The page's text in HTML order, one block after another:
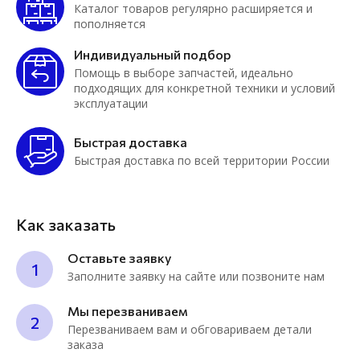
Каталог товаров регулярно расширяется и
пополняется
Индивидуальный подбор
Помощь в выборе запчастей, идеально
подходящих для конкретной техники и условий
эксплуатации
Быстрая доставка
Быстрая доставка по всей территории России
Как заказать
1
Оставьте заявку
Заполните заявку на сайте или позвоните нам
2
Мы перезваниваем
Перезваниваем вам и обговариваем детали
заказа